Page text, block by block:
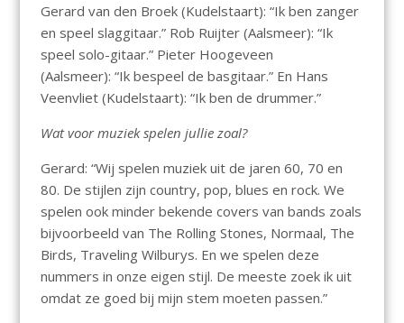
Gerard van den Broek (Kudelstaart): “Ik ben zanger
en speel slaggitaar.” Rob Ruijter (Aalsmeer): “Ik
speel solo-gitaar.” Pieter Hoogeveen
(Aalsmeer): “Ik bespeel de basgitaar.” En Hans
Veenvliet (Kudelstaart): “Ik ben de drummer.”
Wat voor muziek spelen jullie zoal?
Gerard: “Wij spelen muziek uit de jaren 60, 70 en
80. De stijlen zijn country, pop, blues en rock. We
spelen ook minder bekende covers van bands zoals
bijvoorbeeld van The Rolling Stones, Normaal, The
Birds, Traveling Wilburys. En we spelen deze
nummers in onze eigen stijl. De meeste zoek ik uit
omdat ze goed bij mijn stem moeten passen.”